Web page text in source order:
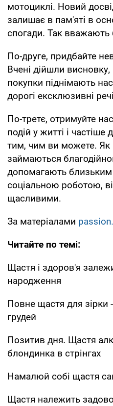
мотоциклі. Новий
залишає в пам'яті в
спогади. Так вважають
По-друге, придбайте
Вчені дійшли висновку,
покупки піднімають
дорогі ексклюзивні
По-третє, отримуйте
подій у житті і частіше
тим, чим ви можете. Як
займаються
допомагають
соціальною роботою,
щасливими.
За матеріалами
Читайте по темі:
Щастя і здоров'я
народження
Повне щастя для зірки
грудей
Позитив дня. Щастя
блондинка в стрінгах
Намалюй собі щастя
Щастя належить